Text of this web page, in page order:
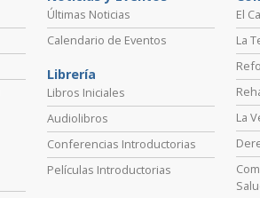
Últimas Noticias
Calendario de Eventos
Librería
Libros Iniciales
Audiolibros
Conferencias Introductorias
Películas Introductorias
El
La
La